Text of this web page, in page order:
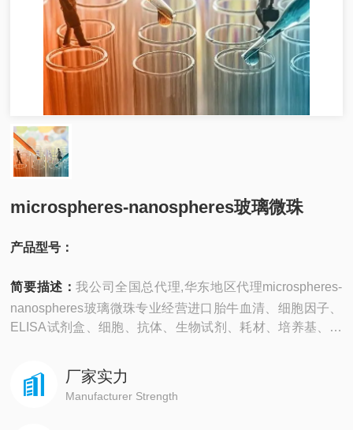
microspheres-nanospheres玻璃微珠
产品型号：
简要描述：我公司全国总代理,华东地区代理microspheres-
nanospheres玻璃微珠专业经营进口胎牛血清、细胞因子、
ELISA试剂盒、细胞、抗体、生物试剂、耗材、培养基、一
厂家实力
Manufacturer Strength